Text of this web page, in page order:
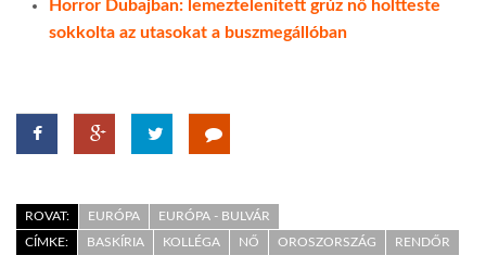
Horror Dubajban: lemeztelenített grúz nő holtteste
sokkolta az utasokat a buszmegállóban
ROVAT: EURÓPA
EURÓPA - BULVÁR
CÍMKE:
BASKÍRIA KOLLÉGA NŐ OROSZORSZÁG
RENDŐR